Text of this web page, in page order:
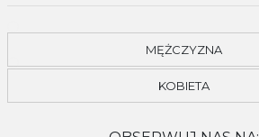
MĘŻCZYZNA
KOBIETA